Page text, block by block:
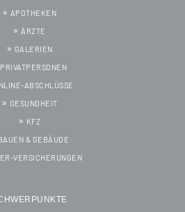
APOTHEKEN
ÄRZTE
GALERIEN
PRIVATPERSONEN
ABSCHLÜSSE
GESUNDHEIT
KFZ
& GEBÄUDE
VERSICHERUNGEN